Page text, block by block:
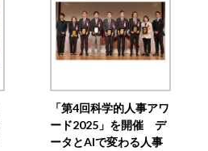
「第4回科学的人事アワ
ード2025」を開催 デ
ータとAIで変わる人事